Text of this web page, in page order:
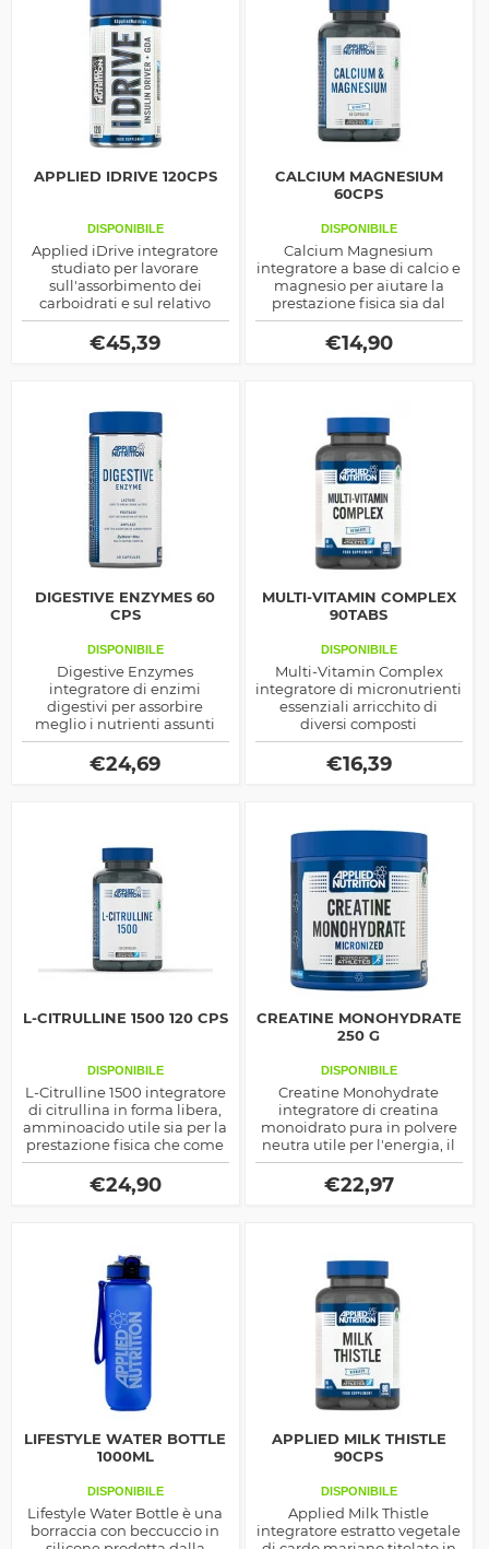
APPLIED IDRIVE 120CPS
DISPONIBILE
Applied iDrive integratore
studiato per lavorare
sull'assorbimento dei
carboidrati e sul relativo
rilascio di insulina, potente
ormone anabolico
ipoglicemizzante
€45,39
CALCIUM MAGNESIUM
60CPS
DISPONIBILE
Calcium Magnesium
integratore a base di calcio e
magnesio per aiutare la
prestazione fisica sia dal
punto di vista della
contrazione muscolare che
da quello della produzione
€14,90
DIGESTIVE ENZYMES 60
CPS
DISPONIBILE
Digestive Enzymes
integratore di enzimi
digestivi per assorbire
meglio i nutrienti assunti
con la dieta o con altri
integratori alimentari,
ottimo sia come supporto ai
€24,69
MULTI-VITAMIN COMPLEX
90TABS
DISPONIBILE
Multi-Vitamin Complex
integratore di micronutrienti
essenziali arricchito di
diversi composti
antiossidanti e per
migliorare la funzionalità
intestinale e del sistema
€16,39
L-CITRULLINE 1500 120 CPS
DISPONIBILE
L-Citrulline 1500 integratore
di citrullina in forma libera,
amminoacido utile sia per la
prestazione fisica che come
aiuto benefico per il corpo in
particolare per la libido
maschile
€24,90
CREATINE MONOHYDRATE
250 G
DISPONIBILE
Creatine Monohydrate
integratore di creatina
monoidrato pura in polvere
neutra utile per l'energia, il
volume ed in generale per
migliorare la prestazione
anaerobica e la massa
€22,97
LIFESTYLE WATER BOTTLE
1000ML
DISPONIBILE
Lifestyle Water Bottle è una
borraccia con beccuccio in
APPLIED MILK THISTLE
90CPS
DISPONIBILE
Applied Milk Thistle
integratore estratto vegetale